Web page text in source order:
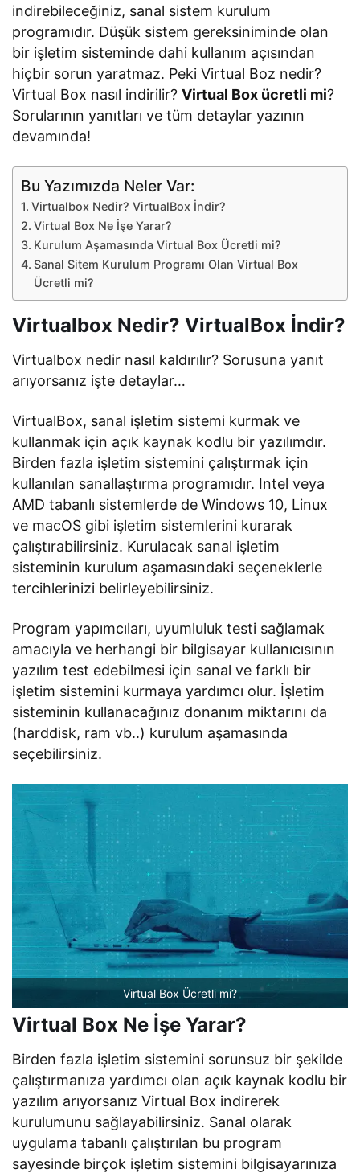
indirebileceğiniz, sanal sistem kurulum
programıdır. Düşük sistem gereksiniminde olan
bir işletim sisteminde dahi kullanım açısından
hiçbir sorun yaratmaz. Peki Virtual Boz nedir?
Virtual Box nasıl indirilir?Virtual Box ücretli mi?
Sorularının yanıtları ve tüm detaylar yazının
devamında!
Bu Yazımızda Neler Var:
Virtualbox Nedir? VirtualBox İndir?
Virtual Box Ne İşe Yarar?
Kurulum Aşamasında Virtual Box Ücretli mi?
Sanal Sitem Kurulum Programı Olan Virtual Box
Ücretli mi?
Virtualbox Nedir? VirtualBox İndir?
Virtualbox nedir nasıl kaldırılır? Sorusuna yanıt
arıyorsanız işte detaylar…
VirtualBox, sanal işletim sistemi kurmak ve
kullanmak için açık kaynak kodlu bir yazılımdır.
Birden fazla işletim sistemini çalıştırmak için
kullanılan sanallaştırma programıdır. Intel veya
AMD tabanlı sistemlerde de Windows 10, Linux
ve macOS gibi işletim sistemlerini kurarak
çalıştırabilirsiniz. Kurulacak sanal işletim
sisteminin kurulum aşamasındaki seçeneklerle
tercihlerinizi belirleyebilirsiniz.
Program yapımcıları, uyumluluk testi sağlamak
amacıyla ve herhangi bir bilgisayar kullanıcısının
yazılım test edebilmesi için sanal ve farklı bir
işletim sistemini kurmaya yardımcı olur. İşletim
sisteminin kullanacağınız donanım miktarını da
(harddisk, ram vb..) kurulum aşamasında
seçebilirsiniz.
Virtual Box Ücretli mi?
Virtual Box Ne İşe Yarar?
Birden fazla işletim sistemini sorunsuz bir şekilde
çalıştırmanıza yardımcı olan açık kaynak kodlu bir
yazılım arıyorsanız Virtual Box indirerek
kurulumunu sağlayabilirsiniz. Sanal olarak
uygulama tabanlı çalıştırılan bu program
sayesinde birçok işletim sistemini bilgisayarınıza